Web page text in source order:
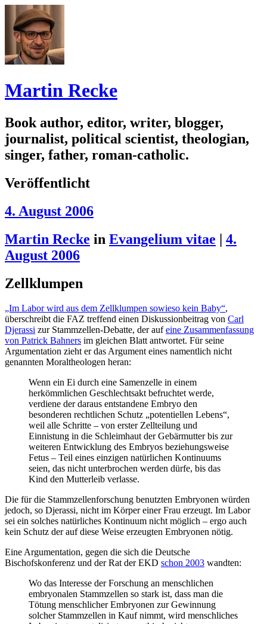
Martin Recke
Book author, editor, writer, blogger,
journalist, political scientist, theologian,
singer, father, roman-catholic.
Veröffentlicht
4. August 2006
Martin Recke in Evangelium vitae | 4.
August 2006
Zellklumpen
„Im Labor wird aus dem Zellklumpen sowieso kein Baby“,
überschreibt die FAZ treffend einen Diskussionbeitrag von Carl
Djerassi zur Stammzellen-Debatte, der aufeine Zusammenfassung
von Patrick Bahners im gleichen Blatt antwortet. Für seine
Argumentation zieht er das Argument eines namentlich nicht
genannten Moraltheologen heran:
Wenn ein Ei durch eine Samenzelle in einem
herkömmlichen Geschlechtsakt befruchtet werde,
verdiene der daraus entstandene Embryo den
besonderen rechtlichen Schutz „potentiellen Lebens“,
weil alle Schritte – von erster Zellteilung und
Einnistung in die Schleimhaut der Gebärmutter bis zur
weiteren Entwicklung des Embryos beziehungsweise
Fetus – Teil eines einzigen natürlichen Kontinuums
seien, das nicht unterbrochen werden dürfe, bis das
Kind den Mutterleib verlasse.
Die für die Stammzellenforschung benutzten Embryonen würden
jedoch, so Djerassi, nicht im Körper einer Frau erzeugt. Im Labor
sei ein solches natürliches Kontinuum nicht möglich – ergo auch
kein Schutz der auf diese Weise erzeugten Embryonen nötig.
Eine Argumentation, gegen die sich die Deutsche
Bischofskonferenz und der Rat der EKD schon 2003 wandten:
Wo das Interesse der Forschung an menschlichen
embryonalen Stammzellen so stark ist, dass man die
Tötung menschlicher Embryonen zur Gewinnung
solcher Stammzellen in Kauf nimmt, wird menschliches